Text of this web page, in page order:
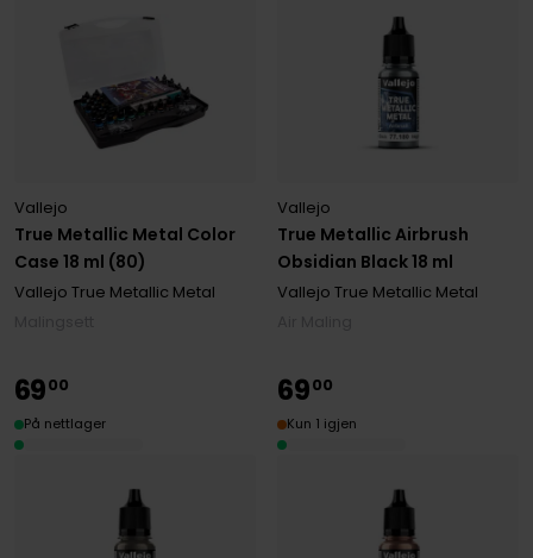
True Metallic Metal Color
Case 18 ml (80)
Vallejo
Vallejo True Metallic Metal
True Metallic Airbrush
Obsidian Black 18 ml
Vallejo
Vallejo True Metallic Metal
6900
På nettlager
6900
Kun 1 igjen